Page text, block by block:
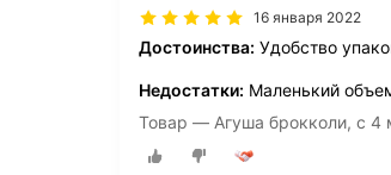
16 января 2022
Достоинства: Удобство
Недостатки: Маленький
Товар — Агуша брокколи, с 4